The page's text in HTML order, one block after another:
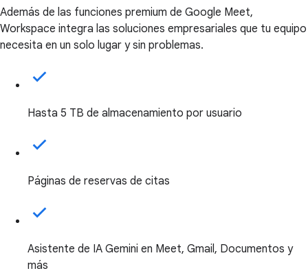
Además de las funciones premium de Google Meet,
Workspace integra las soluciones empresariales que tu equipo
necesita en un solo lugar y sin problemas.
Hasta 5 TB de almacenamiento por usuario
Páginas de reservas de citas
Asistente de IA Gemini en Meet, Gmail, Documentos y
más